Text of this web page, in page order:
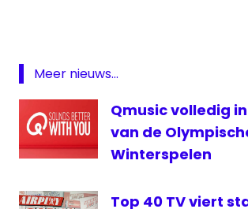
Meer nieuws...
Qmusic volledig
van de
Winterspelen
Top 40 TV viert